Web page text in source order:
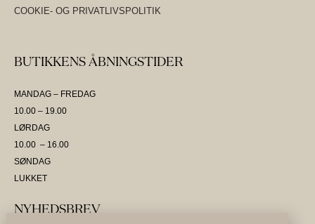
COOKIE- OG PRIVATLIVSPOLITIK
BUTIKKENS ÅBNINGSTIDER
MANDAG – FREDAG
10.00 – 19.00
LØRDAG
10.00 – 16.00
SØNDAG
LUKKET
NYHEDSBREV